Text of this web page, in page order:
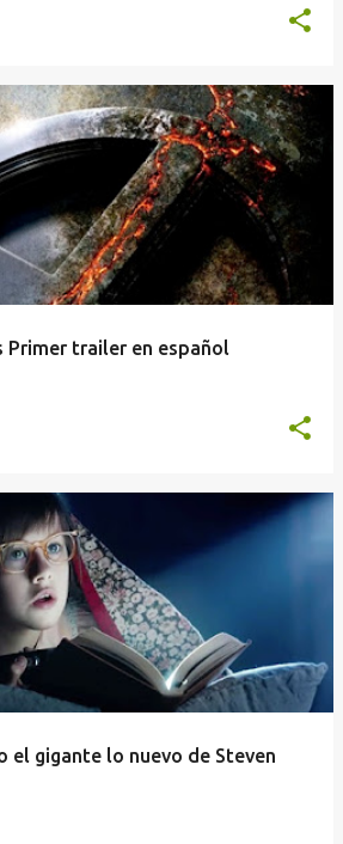
Primer trailer en español
el gigante lo nuevo de Steven